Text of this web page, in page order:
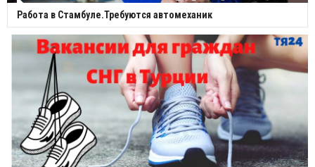
Работа в Стамбуле.Требуются автомеханик